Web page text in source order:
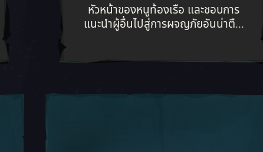
หัวหน้าของหนูท้องเรือ และชอบการ
แนะนำผู้อื่นไปสู่การผจญภัยอันน่าตื...